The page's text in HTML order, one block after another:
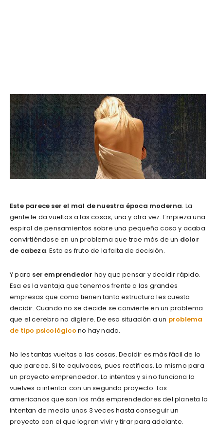
Este parece ser el mal de nuestra época moderna. La
gente le da vueltas a las cosas, una y otra vez. Empieza una
espiral de pensamientos sobre una pequeña cosa y acaba
convirtiéndose en un problema que trae más de un dolor
de cabeza. Esto es fruto de la falta de decisión.
Y para ser emprendedor hay que pensar y decidir rápido.
Esa es la ventaja que tenemos frente a las grandes
empresas que como tienen tanta estructura les cuesta
decidir. Cuando no se decide se convierte en un problema
que el cerebro no digiere. De esa situación a un problema
de tipo psicológico no hay nada.
No les tantas vueltas a las cosas. Decidir es más fácil de lo
que parece. Si te equivocas, pues rectificas. Lo mismo para
un proyecto emprendedor. Lo intentas y si no funciona lo
vuelves a intentar con un segundo proyecto. Los
americanos que son los más emprendedores del planeta lo
intentan de media unas 3 veces hasta conseguir un
proyecto con el que logran vivir y tirar para adelante.